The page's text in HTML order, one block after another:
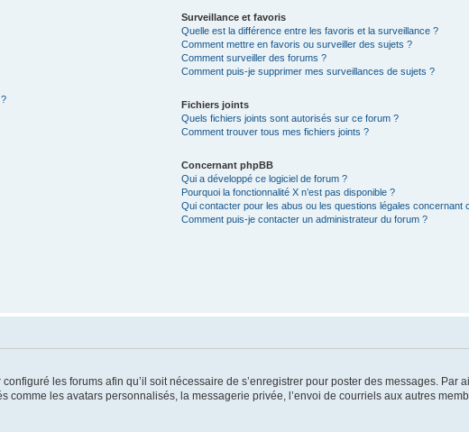
Surveillance et favoris
Quelle est la différence entre les favoris et la surveillance ?
Comment mettre en favoris ou surveiller des sujets ?
Comment surveiller des forums ?
Comment puis-je supprimer mes surveillances de sujets ?
Fichiers joints
Quels fichiers joints sont autorisés sur ce forum ?
Comment trouver tous mes fichiers joints ?
Concernant phpBB
Qui a développé ce logiciel de forum ?
Pourquoi la fonctionnalité X n’est pas disponible ?
Qui contacter pour les abus ou les questions légales concernant
Comment puis-je contacter un administrateur du forum ?
les forums afin qu’il soit nécessaire de s’enregistrer pour poster des messages. Par
les avatars personnalisés, la messagerie privée, l’envoi de courriels aux autres